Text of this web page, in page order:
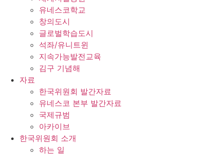
유네스코학교
창의도시
글로벌학습도시
석좌/유니트윈
지속가능발전교육
김구 기념해
자료
한국위원회 발간자료
유네스코 본부 발간자료
국제규범
아카이브
한국위원회 소개
하는 일